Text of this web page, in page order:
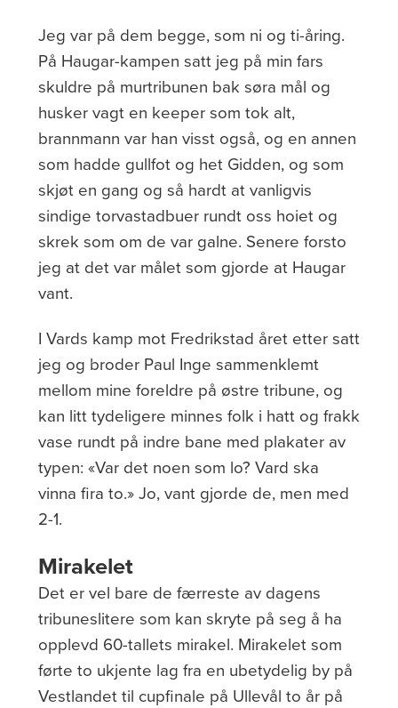
Jeg var på dem begge, som ni og ti-åring.
På Haugar-kampen satt jeg på min fars
skuldre på murtribunen bak søra mål og
husker vagt en keeper som tok alt,
brannmann var han visst også, og en annen
som hadde gullfot og het Gidden, og som
skjøt en gang og så hardt at vanligvis
sindige torvastadbuer rundt oss hoiet og
skrek som om de var galne. Senere forsto
jeg at det var målet som gjorde at Haugar
vant.
I Vards kamp mot Fredrikstad året etter satt
jeg og broder Paul Inge sammenklemt
mellom mine foreldre på østre tribune, og
kan litt tydeligere minnes folk i hatt og frakk
vase rundt på indre bane med plakater av
typen: «Var det noen som lo? Vard ska
vinna fira to.» Jo, vant gjorde de, men med
2-1.
Mirakelet
Det er vel bare de færreste av dagens
tribuneslitere som kan skryte på seg å ha
opplevd 60-tallets mirakel. Mirakelet som
førte to ukjente lag fra en ubetydelig by på
Vestlandet til cupfinale på Ullevål to år på